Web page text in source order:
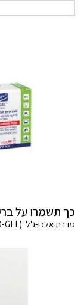
כך תשמרו על
סדרת אלכו-ג'ל (ALCO-GEL) וסדרת אלכו-ג'ל PHARMA WIPES